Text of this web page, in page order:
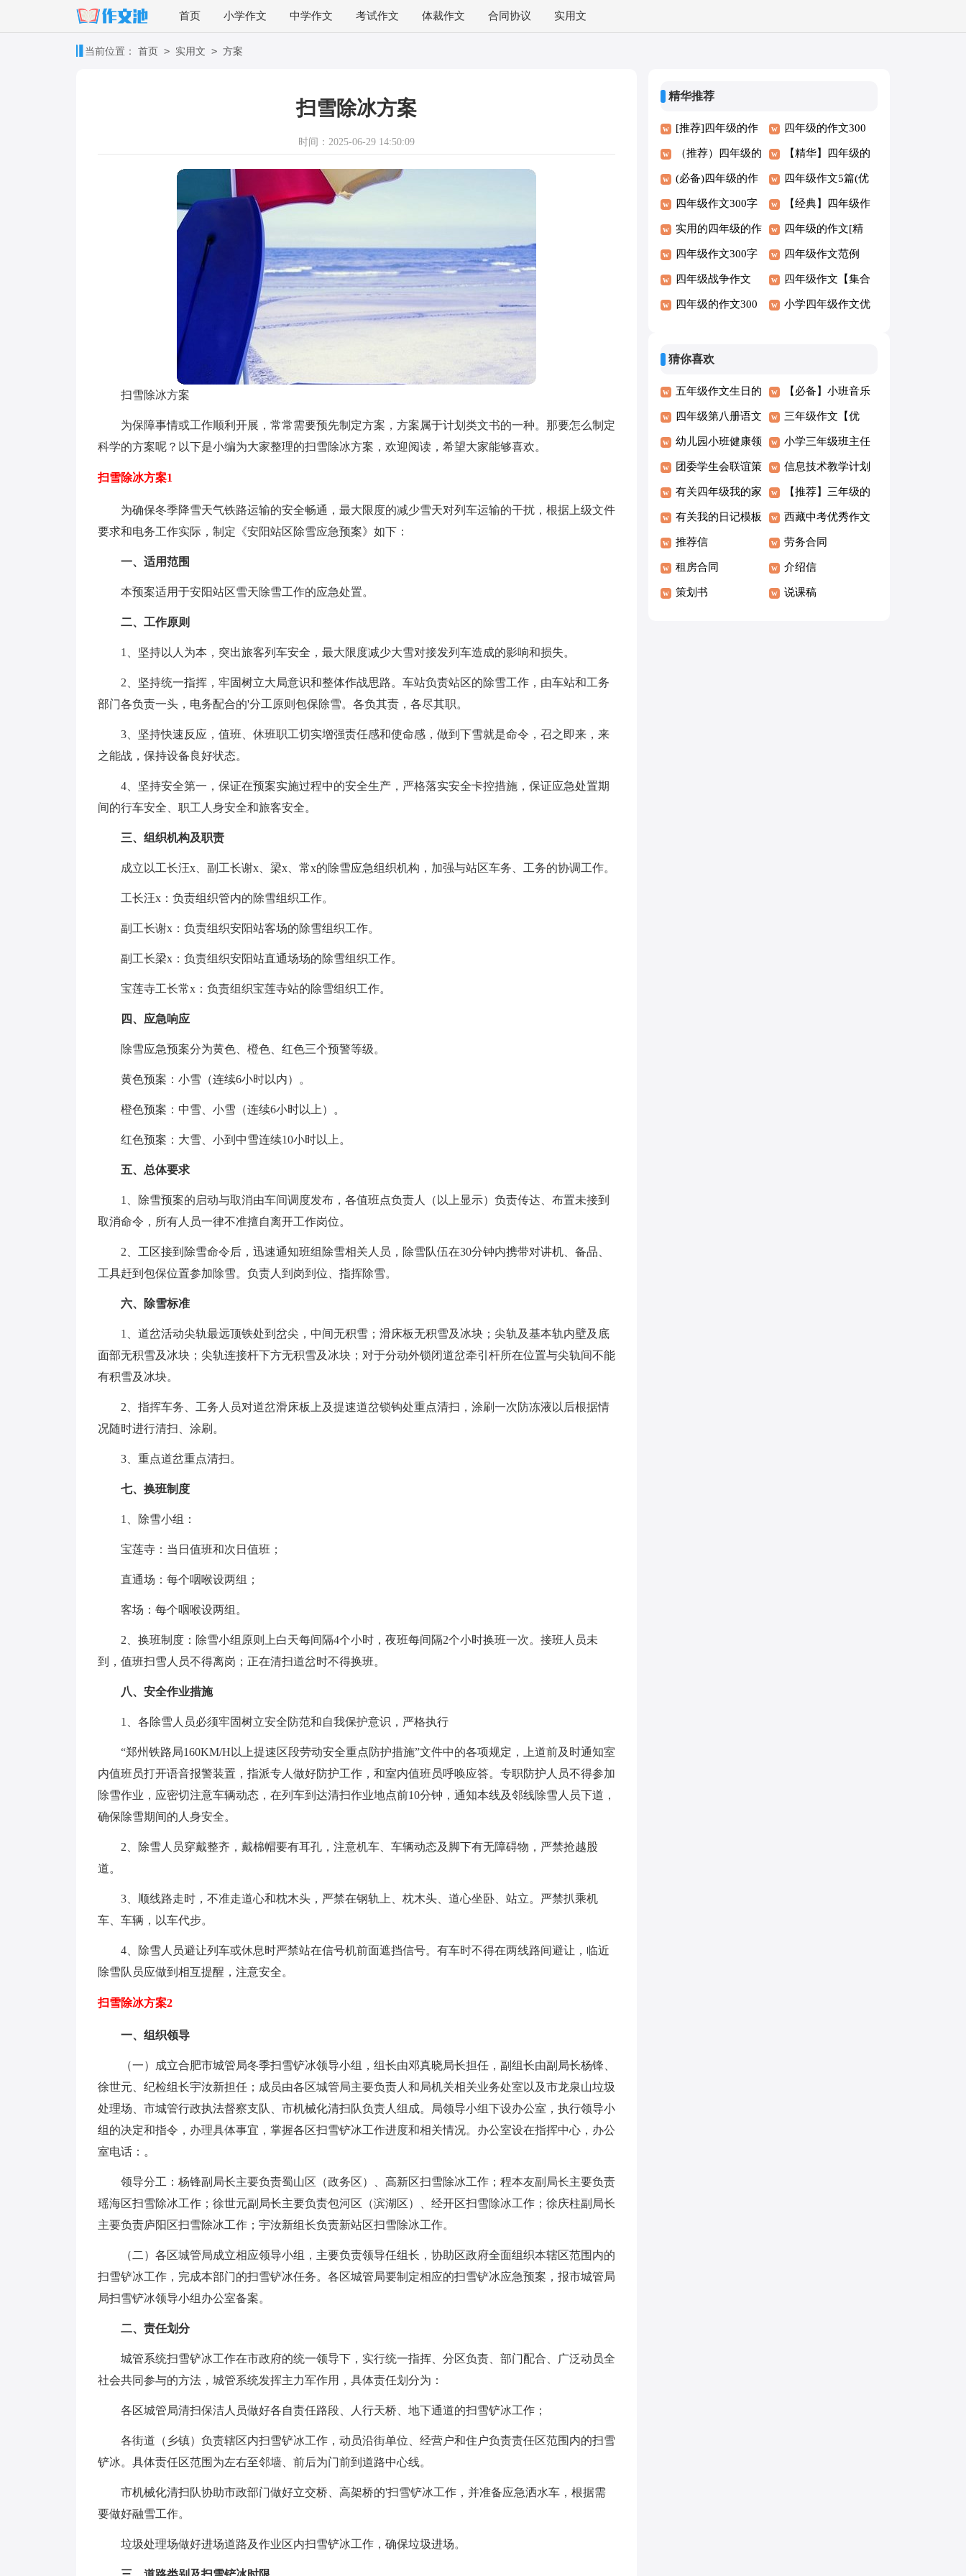
首页 小学作文 中学作文 考试作文 体裁作文 合同协议 实用文
当前位置： 首页 > 实用文 > 方案
扫雪除冰方案
时间：2025-06-29 14:50:09
扫雪除冰方案
为保障事情或工作顺利开展，常常需要预先制定方案，方案属于计划类文书的一种。那要怎么制定
科学的方案呢？以下是小编为大家整理的扫雪除冰方案，欢迎阅读，希望大家能够喜欢。
扫雪除冰方案1
为确保冬季降雪天气铁路运输的安全畅通，最大限度的减少雪天对列车运输的干扰，根据上级文件
要求和电务工作实际，制定《安阳站区除雪应急预案》如下：
一、适用范围
本预案适用于安阳站区雪天除雪工作的应急处置。
二、工作原则
1、坚持以人为本，突出旅客列车安全，最大限度减少大雪对接发列车造成的影响和损失。
2、坚持统一指挥，牢固树立大局意识和整体作战思路。车站负责站区的除雪工作，由车站和工务
部门各负责一头，电务配合的'分工原则包保除雪。各负其责，各尽其职。
3、坚持快速反应，值班、休班职工切实增强责任感和使命感，做到下雪就是命令，召之即来，来
之能战，保持设备良好状态。
4、坚持安全第一，保证在预案实施过程中的安全生产，严格落实安全卡控措施，保证应急处置期
间的行车安全、职工人身安全和旅客安全。
三、组织机构及职责
成立以工长汪x、副工长谢x、梁x、常x的除雪应急组织机构，加强与站区车务、工务的协调工作。
工长汪x：负责组织管内的除雪组织工作。
副工长谢x：负责组织安阳站客场的除雪组织工作。
副工长梁x：负责组织安阳站直通场场的除雪组织工作。
宝莲寺工长常x：负责组织宝莲寺站的除雪组织工作。
四、应急响应
除雪应急预案分为黄色、橙色、红色三个预警等级。
黄色预案：小雪（连续6小时以内）。
橙色预案：中雪、小雪（连续6小时以上）。
红色预案：大雪、小到中雪连续10小时以上。
五、总体要求
1、除雪预案的启动与取消由车间调度发布，各值班点负责人（以上显示）负责传达、布置未接到
取消命令，所有人员一律不准擅自离开工作岗位。
2、工区接到除雪命令后，迅速通知班组除雪相关人员，除雪队伍在30分钟内携带对讲机、备品、
工具赶到包保位置参加除雪。负责人到岗到位、指挥除雪。
六、除雪标准
1、道岔活动尖轨最远顶铁处到岔尖，中间无积雪；滑床板无积雪及冰块；尖轨及基本轨内壁及底
面部无积雪及冰块；尖轨连接杆下方无积雪及冰块；对于分动外锁闭道岔牵引杆所在位置与尖轨间不能
有积雪及冰块。
2、指挥车务、工务人员对道岔滑床板上及提速道岔锁钩处重点清扫，涂刷一次防冻液以后根据情
况随时进行清扫、涂刷。
3、重点道岔重点清扫。
七、换班制度
1、除雪小组：
宝莲寺：当日值班和次日值班；
直通场：每个咽喉设两组；
客场：每个咽喉设两组。
2、换班制度：除雪小组原则上白天每间隔4个小时，夜班每间隔2个小时换班一次。接班人员未
到，值班扫雪人员不得离岗；正在清扫道岔时不得换班。
八、安全作业措施
1、各除雪人员必须牢固树立安全防范和自我保护意识，严格执行
“郑州铁路局160KM/H以上提速区段劳动安全重点防护措施”文件中的各项规定，上道前及时通知室
内值班员打开语音报警装置，指派专人做好防护工作，和室内值班员呼唤应答。专职防护人员不得参加
除雪作业，应密切注意车辆动态，在列车到达清扫作业地点前10分钟，通知本线及邻线除雪人员下道，
确保除雪期间的人身安全。
2、除雪人员穿戴整齐，戴棉帽要有耳孔，注意机车、车辆动态及脚下有无障碍物，严禁抢越股
道。
3、顺线路走时，不准走道心和枕木头，严禁在钢轨上、枕木头、道心坐卧、站立。严禁扒乘机
车、车辆，以车代步。
4、除雪人员避让列车或休息时严禁站在信号机前面遮挡信号。有车时不得在两线路间避让，临近
除雪队员应做到相互提醒，注意安全。
扫雪除冰方案2
一、组织领导
（一）成立合肥市城管局冬季扫雪铲冰领导小组，组长由邓真晓局长担任，副组长由副局长杨锋、
徐世元、纪检组长宇汝新担任；成员由各区城管局主要负责人和局机关相关业务处室以及市龙泉山垃圾
处理场、市城管行政执法督察支队、市机械化清扫队负责人组成。局领导小组下设办公室，执行领导小
组的决定和指令，办理具体事宜，掌握各区扫雪铲冰工作进度和相关情况。办公室设在指挥中心，办公
室电话：。
领导分工：杨锋副局长主要负责蜀山区（政务区）、高新区扫雪除冰工作；程本友副局长主要负责
瑶海区扫雪除冰工作；徐世元副局长主要负责包河区（滨湖区）、经开区扫雪除冰工作；徐庆柱副局长
主要负责庐阳区扫雪除冰工作；宇汝新组长负责新站区扫雪除冰工作。
（二）各区城管局成立相应领导小组，主要负责领导任组长，协助区政府全面组织本辖区范围内的
扫雪铲冰工作，完成本部门的扫雪铲冰任务。各区城管局要制定相应的扫雪铲冰应急预案，报市城管局
局扫雪铲冰领导小组办公室备案。
二、责任划分
城管系统扫雪铲冰工作在市政府的统一领导下，实行统一指挥、分区负责、部门配合、广泛动员全
社会共同参与的方法，城管系统发挥主力军作用，具体责任划分为：
各区城管局清扫保洁人员做好各自责任路段、人行天桥、地下通道的扫雪铲冰工作；
各街道（乡镇）负责辖区内扫雪铲冰工作，动员沿街单位、经营户和住户负责责任区范围内的扫雪
铲冰。具体责任区范围为左右至邻墙、前后为门前到道路中心线。
市机械化清扫队协助市政部门做好立交桥、高架桥的'扫雪铲冰工作，并准备应急洒水车，根据需
要做好融雪工作。
垃圾处理场做好进场道路及作业区内扫雪铲冰工作，确保垃圾进场。
精华推荐
[推荐]四年级的作
文300字8篇
四年级的作文300
字9篇[精]
（推荐）四年级的
作文300字
【精华】四年级的
作文9篇
(必备)四年级的作
文6篇
四年级作文5篇(优
秀)
四年级作文300字
集锦【7篇】
【经典】四年级作
文9篇
实用的四年级的作
文300字（优秀7
篇）
四年级的作文[精
选]
四年级作文300字
汇总【6篇】
四年级作文范例
（5篇）
四年级战争作文 四年级作文【集合
5篇】
四年级的作文300 小学四年级作文优
猜你喜欢
五年级作文生日的
愿望
【必备】小班音乐
教案模板锦集7篇
四年级第八册语文
教学计划
三年级作文【优
选】
幼儿园小班健康领
域教案《安全上下
楼梯》
小学三年级班主任
工作总结15篇(集
合)
团委学生会联谊策
划书
信息技术教学计划
(精选15篇)
有关四年级我的家
乡作文3篇
【推荐】三年级的
作文300字汇总5篇
有关我的日记模板
合集8篇
西藏中考优秀作文
600字
推荐信 劳务合同
租房合同 介绍信
策划书 说课稿